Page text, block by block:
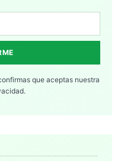
que aceptas nuestra